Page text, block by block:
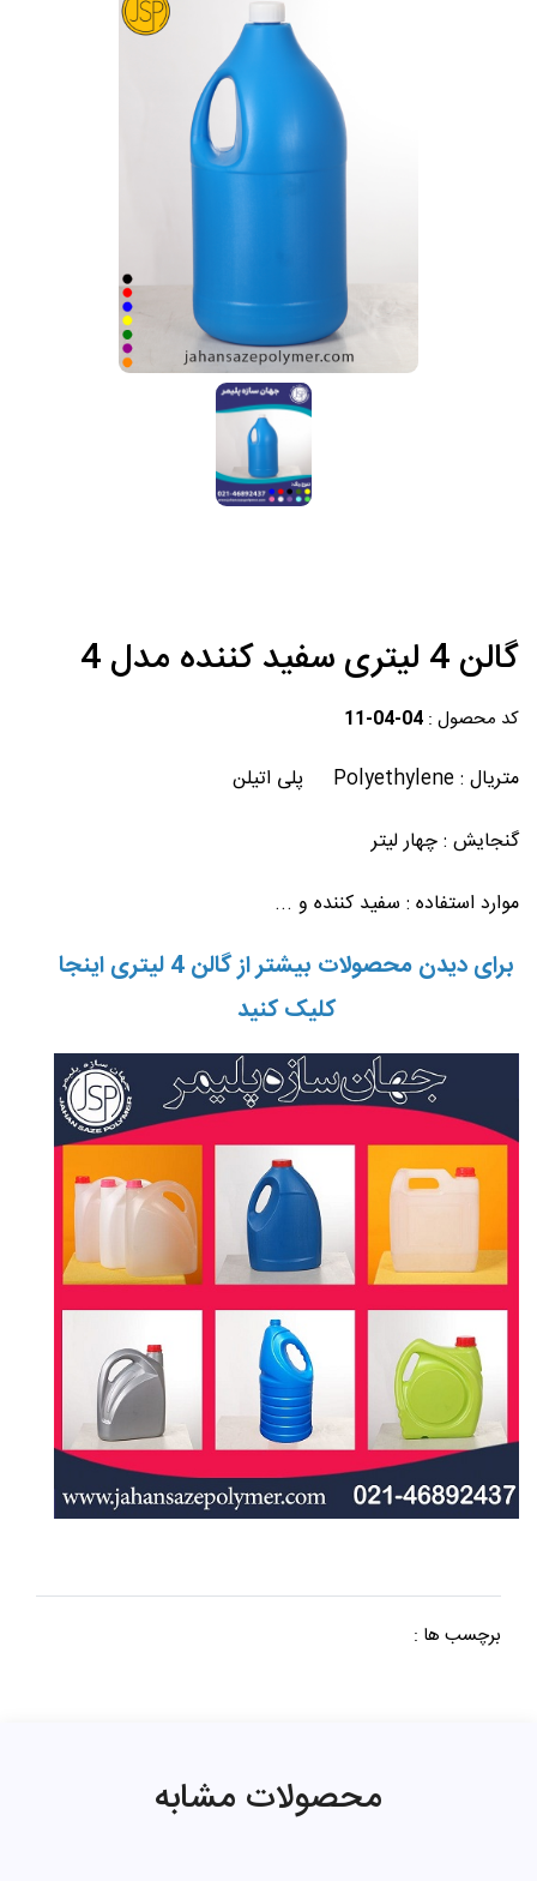
گالن 4 لیتری سفید کننده مدل 4
کد محصول : 11-04-04
متریال : Polyethylene پلی اتیلن
گنجایش : چهار لیتر
موارد استفاده : سفید کننده و ...
برای دیدن محصولات بیشتر از گالن 4 لیتری اینجا
کلیک کنید
برچسب ها :
محصولات مشابه